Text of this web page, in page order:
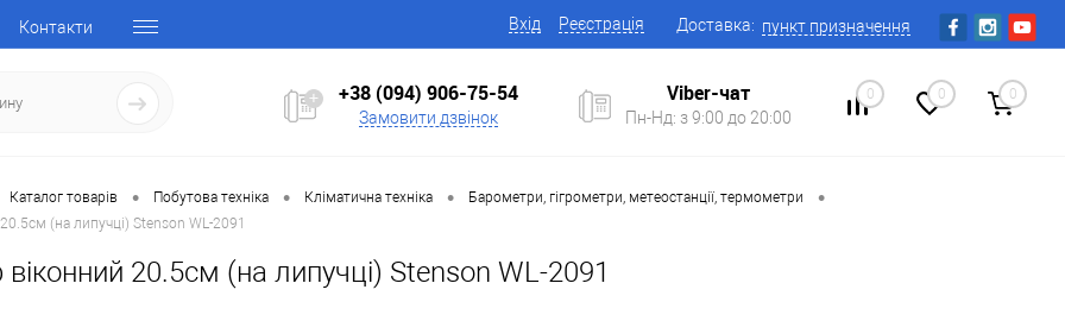
Контакти Вхід Реєстрація Доставка: пункт призначення
+38 (094) 906-75-54
Замовити дзвінок
Viber-чат
Пн-Нд: з 9:00 до 20:00
0 0 0
Каталог товарів • Побутова техніка • Кліматична техніка • Барометри, гігрометри, метеостанції, термометри •
(на липучці) Stenson WL-2091
20.5см (на липучці) Stenson WL-2091